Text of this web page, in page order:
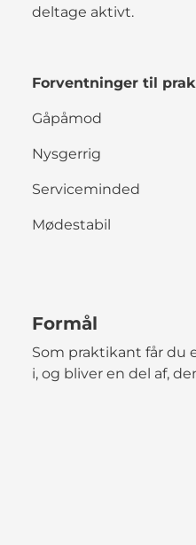
deltage aktivt.
Forventninger til
Gåpåmod
Nysgerrig
Serviceminded
Mødestabil
Formål
Som praktikant får du
i, og bliver en del af,